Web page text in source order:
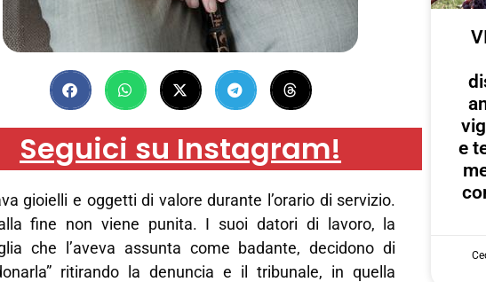
Seguici su Instagram!
gioielli e oggetti di valore durante l’orario di servizio.
fine non viene punita. I suoi datori di lavoro, la
che l’aveva assunta come badante, decidono di
ritirando la denuncia e il tribunale, in quella
e